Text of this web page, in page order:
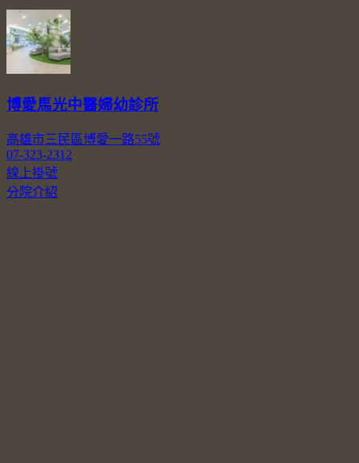
博愛馬光中醫婦幼診所
高雄市三民區博愛一路55號
07-323-2312
線上掛號
分院介紹